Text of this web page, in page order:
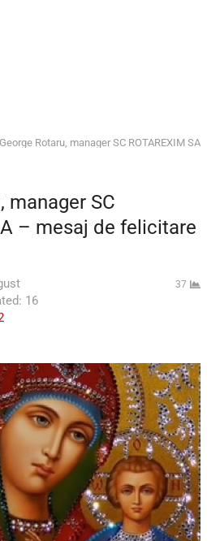
George Rotaru, manager SC ROTAREXIM SA
manager SC
– mesaj de felicitare
16
37